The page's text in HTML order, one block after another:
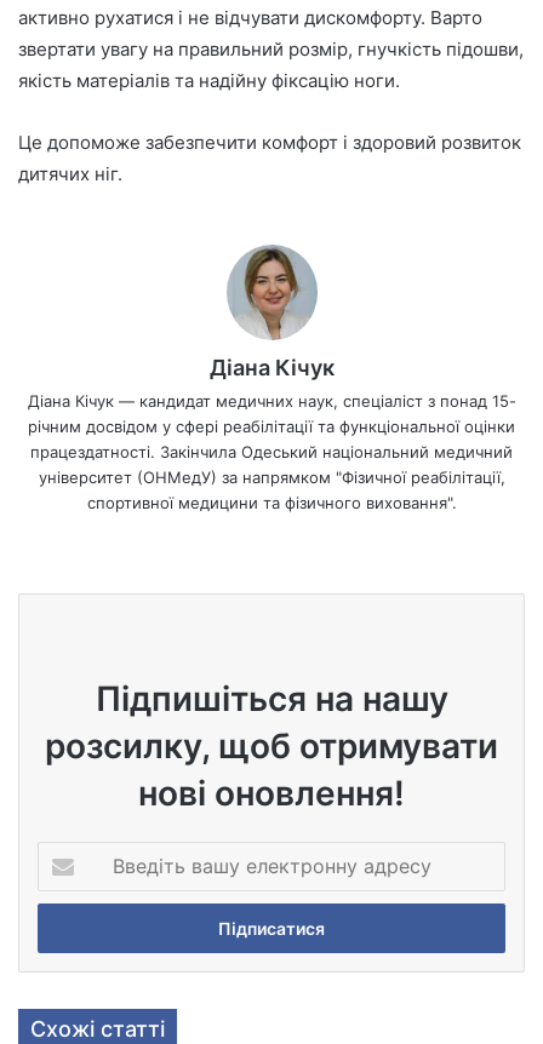
активно рухатися і не відчувати дискомфорту. Варто
звертати увагу на правильний розмір, гнучкість підошви,
якість матеріалів та надійну фіксацію ноги.
Це допоможе забезпечити комфорт і здоровий розвиток
дитячих ніг.
Діана Кічук
Діана Кічук — кандидат медичних наук, спеціаліст з понад 15-
річним досвідом у сфері реабілітації та функціональної оцінки
працездатності. Закінчила Одеський національний медичний
університет (ОНМедУ) за напрямком "Фізичної реабілітації,
спортивної медицини та фізичного виховання".
te
Підпишіться на нашу
розсилку, щоб отримувати
нові оновлення!
е
і
ь
в
Схожі статті